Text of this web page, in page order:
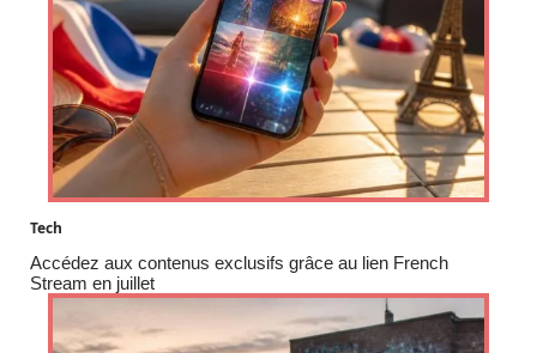
Tech
Accédez aux contenus exclusifs grâce au lien French
Stream en juillet